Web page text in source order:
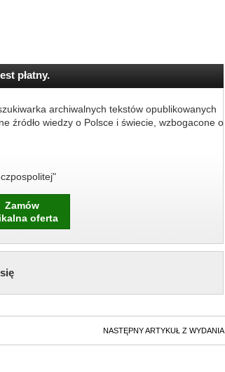
płatny.
archiwalnych tekstów opublikowanych
źródło wiedzy o Polsce i świecie, wzbogacone o
Zamów
oferta
NASTĘPNY ARTYKUŁ Z WYDANIA